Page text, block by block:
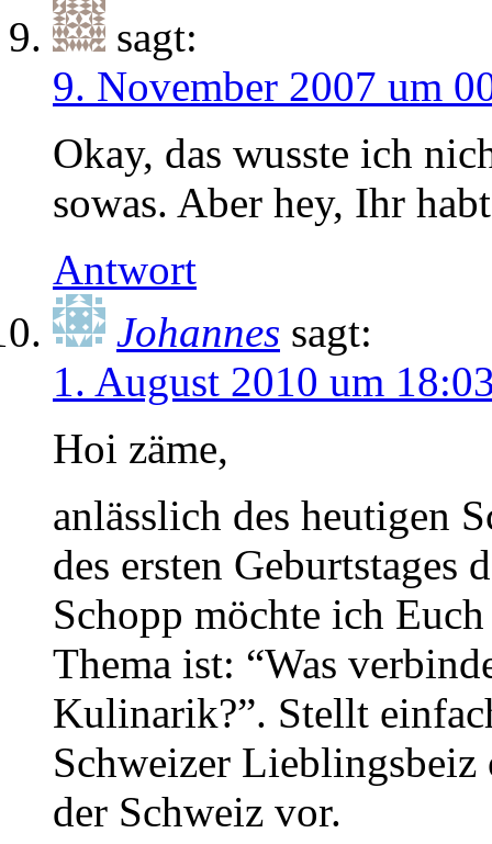
sagt:
9. November 2007 um
Okay, das wusste ich
sowas. Aber hey, Ihr
Antwort
Johannes sagt:
1. August 2010 um
Hoi zäme,
anlässlich des heutigen
des ersten
Schopp möchte ich
Thema ist: “Was
Kulinarik?”. Stellt
Schweizer Lieblingsbeiz
der Schweiz vor.